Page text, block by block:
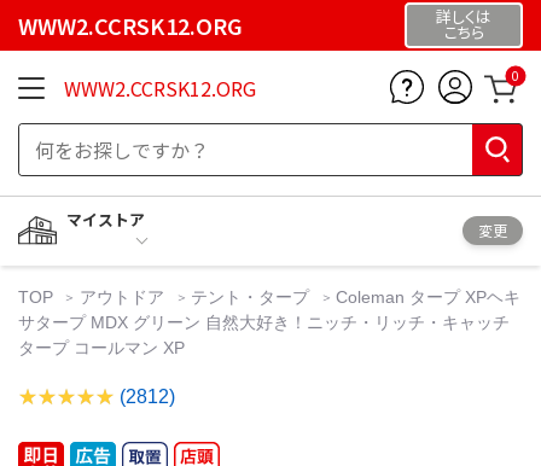
WWW2.CCRSK12.ORG 詳しくは
こちら
WWW2.CCRSK12.ORG 0
マイストア
変更
TOP アウトドア テント・タープ
Coleman タープ XPヘキ
サタープ MDX グリーン 自然大好き！ニッチ・リッチ・キャッチ
タープ コールマン XP
(2812)